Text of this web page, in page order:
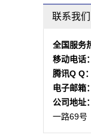
联系我们
全国服务
移动电话：
腾讯Q Q：
电子邮箱：
公司地址：
一路69号